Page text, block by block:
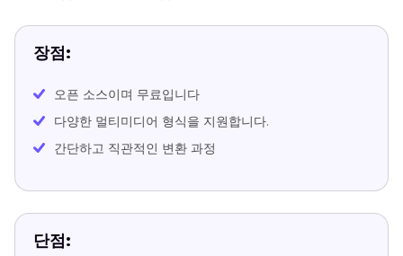
장점:
오픈 소스이며 무료입니다
다양한 멀티미디어 형식을 지원합니다.
간단하고 직관적인 변환 과정
단점: